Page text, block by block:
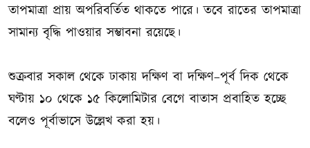
তাপমাত্রা প্রায় অপরিবর্তিত থাকতে পারে। তবে রাতের তাপমাত্রা
সামান্য বৃদ্ধি পাওয়ার সম্ভাবনা রয়েছে।
শুক্রবার সকাল থেকে ঢাকায় দক্ষিণ বা দক্ষিণ–পূর্ব দিক থেকে
ঘণ্টায় ১০ থেকে ১৫ কিলোমিটার বেগে বাতাস প্রবাহিত হচ্ছে
বলেও পূর্বাভাসে উল্লেখ করা হয়।